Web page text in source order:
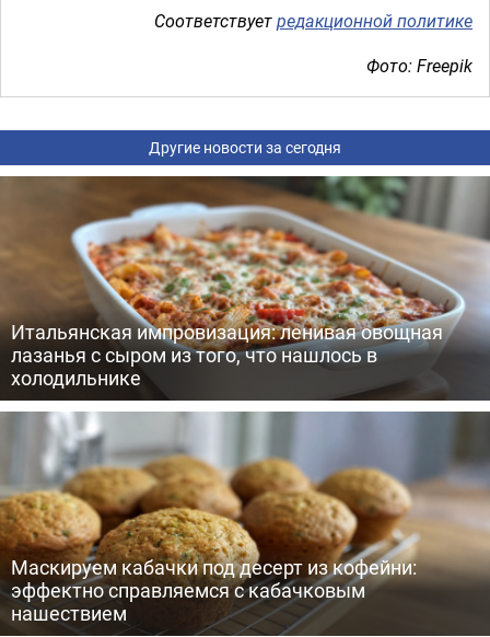
Соответствуетредакционной политике
Фото: Freepik
Другие новости за сегодня
Итальянская импровизация: ленивая овощная
лазанья с сыром из того, что нашлось в
холодильнике
Маскируем кабачки под десерт из кофейни:
эффектно справляемся с кабачковым
нашествием